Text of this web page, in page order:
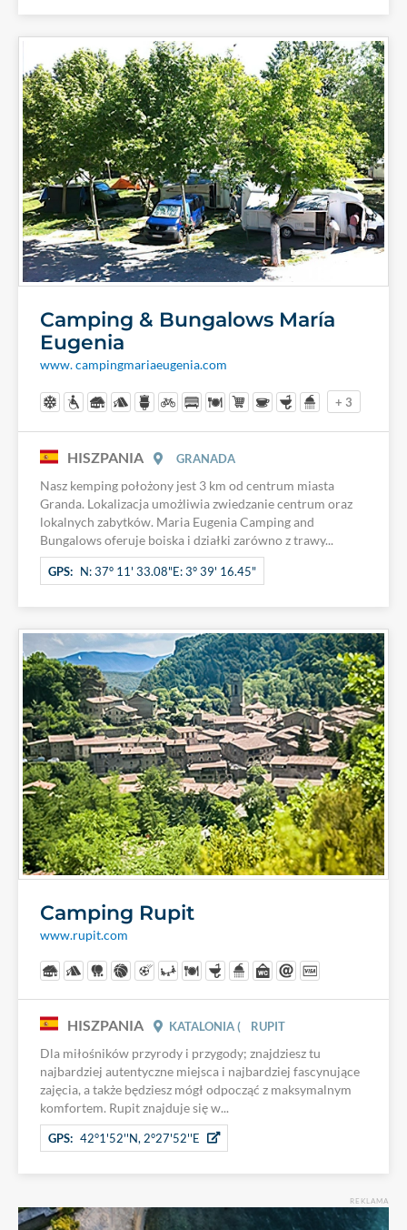
Camping & Bungalows María
Eugenia
www. campingmariaeugenia.com
+ 3
HISZPANIA
GRANADA
Nasz kemping położony jest 3 km od centrum miasta
Granda. Lokalizacja umożliwia zwiedzanie centrum oraz
lokalnych zabytków. Maria Eugenia Camping and
Bungalows oferuje boiska i działki zarówno z trawy...
GPS: N: 37° 11' 33.08"E: 3° 39' 16.45"
Camping Rupit
www.rupit.com
HISZPANIA KATALONIA (
RUPIT
Dla miłośników przyrody i przygody; znajdziesz tu
najbardziej autentyczne miejsca i najbardziej fascynujące
zajęcia, a także będziesz mógł odpocząć z maksymalnym
komfortem. Rupit znajduje się w...
GPS: 42°1'52''N, 2°27'52''E
REKLAMA